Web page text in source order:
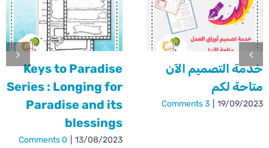
خدمة التصميم الآن
متاحة لكم
19/09/2023
3 Comments
Keys to Paradise
Series : Longing for
Paradise and its
blessings
13/08/2023
0 Comments